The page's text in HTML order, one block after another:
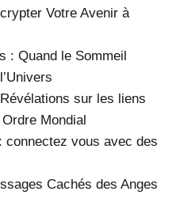
Votre Avenir à
: Quand le Sommeil
sur les liens
Mondial
connectez vous avec des
Cachés des Anges